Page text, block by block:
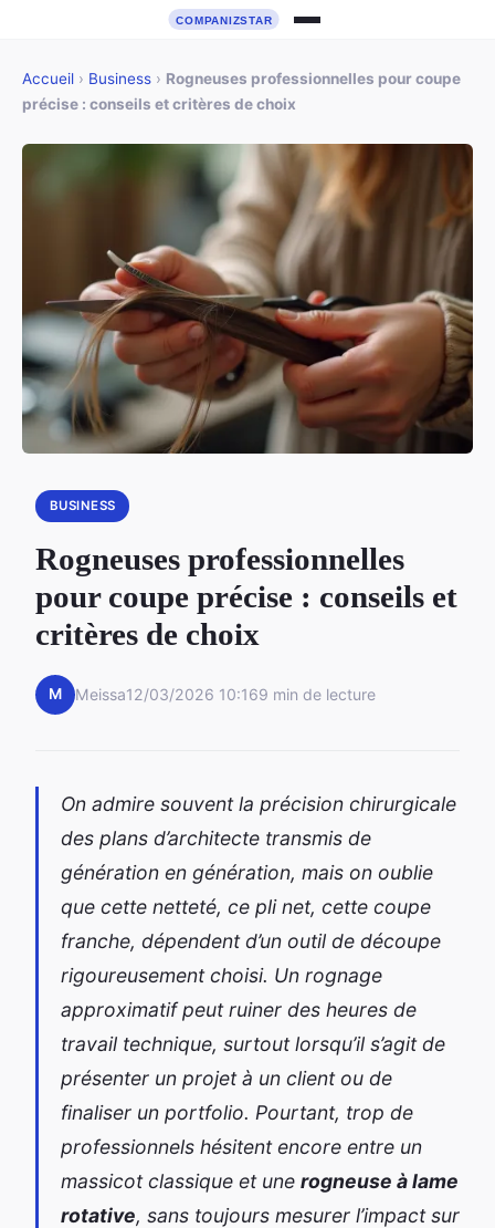
Accueil › Business › Rogneuses professionnelles pour coupe
précise : conseils et critères de choix
BUSINESS
Rogneuses professionnelles
pour coupe précise : conseils et
critères de choix
M Meissa12/03/2026 10:169 min de lecture
On admire souvent la précision chirurgicale
des plans d’architecte transmis de
génération en génération, mais on oublie
que cette netteté, ce pli net, cette coupe
franche, dépendent d’un outil de découpe
rigoureusement choisi. Un rognage
approximatif peut ruiner des heures de
travail technique, surtout lorsqu’il s’agit de
présenter un projet à un client ou de
finaliser un portfolio. Pourtant, trop de
professionnels hésitent encore entre un
massicot classique et une rogneuse à lame
rotative, sans toujours mesurer l’impact sur